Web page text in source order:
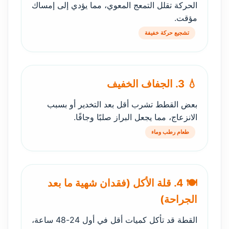
الحركة تقلل التمعج المعوي، مما يؤدي إلى إمساك
مؤقت.
تشجيع حركة خفيفة
💧 3. الجفاف الخفيف
بعض القطط تشرب أقل بعد التخدير أو بسبب
الانزعاج، مما يجعل البراز صلبًا وجافًا.
طعام رطب وماء
🍽️ 4. قلة الأكل (فقدان شهية ما بعد
الجراحة)
القطة قد تأكل كميات أقل في أول 24-48 ساعة،